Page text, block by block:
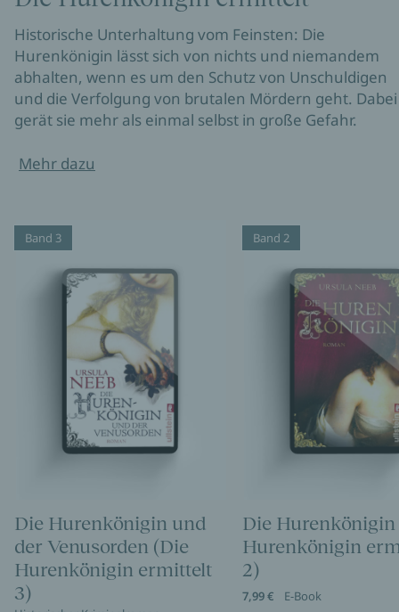
Historische Unterhaltung vom Feinsten: Die
Hurenkönigin lässt sich von nichts und niemandem
abhalten, wenn es um den Schutz von Unschuldigen
und die Verfolgung von brutalen Mördern geht. Dabei
gerät sie mehr als einmal selbst in große Gefahr.
Mehr dazu
Band 3
Die Hurenkönigin und
der Venusorden (Die
Hurenkönigin ermittelt
3)
Band 2
Die Hurenkönigin
Hurenkönigin
2)
7,99 € E-Book